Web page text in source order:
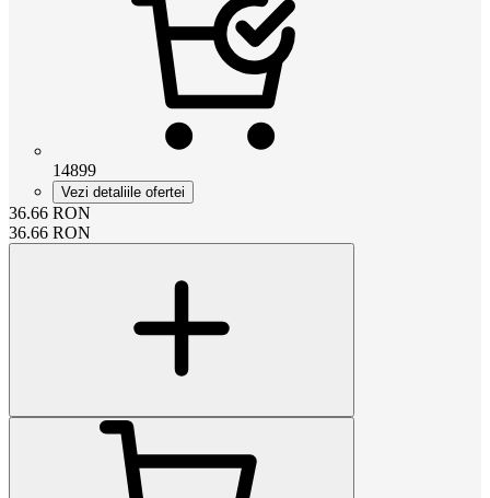
14899
Vezi detaliile ofertei
36.66 RON
36.66 RON